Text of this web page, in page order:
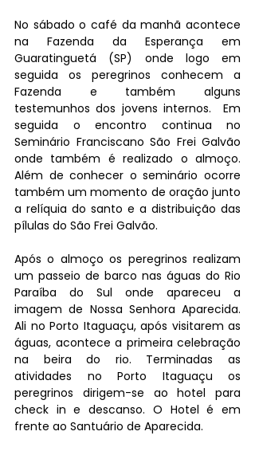
No sábado o café da manhã acontece
na Fazenda da Esperança em
Guaratinguetá (SP) onde logo em
seguida os peregrinos conhecem a
Fazenda e também alguns
testemunhos dos jovens internos.  Em
seguida o encontro continua no
Seminário Franciscano São Frei Galvão
onde também é realizado o almoço.
Além de conhecer o seminário ocorre
também um momento de oração junto
a relíquia do santo e a distribuição das
pílulas do São Frei Galvão.
Após o almoço os peregrinos realizam
um passeio de barco nas águas do Rio
Paraíba do Sul onde apareceu a
imagem de Nossa Senhora Aparecida.
Ali no Porto Itaguaçu, após visitarem as
águas, acontece a primeira celebração
na beira do rio. Terminadas as
atividades no Porto Itaguaçu os
peregrinos dirigem-se ao hotel para
check in e descanso. O Hotel é em
frente ao Santuário de Aparecida.